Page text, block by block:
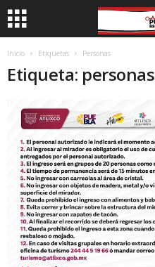
Inicio Etiquetas Personas
Etiqueta: personas